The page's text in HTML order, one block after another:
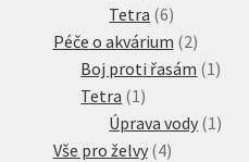
produkty
Tetra 66
produktů
Péče o akvárium 22
produkty
Boj proti řasám 1 1
Tetra 1 1
produkt
Úprava vody 1 1
Vše pro želvy 44